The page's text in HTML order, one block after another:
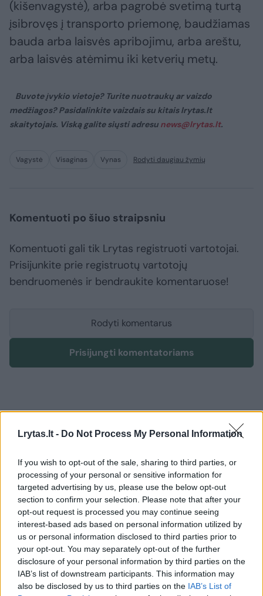
Lrytas.lt - Do Not Process My Personal Information
If you wish to opt-out of the sale, sharing to third parties, or
processing of your personal or sensitive information for
targeted advertising by us, please use the below opt-out
section to confirm your selection. Please note that after your
opt-out request is processed you may continue seeing
interest-based ads based on personal information utilized by
us or personal information disclosed to third parties prior to
your opt-out. You may separately opt-out of the further
disclosure of your personal information by third parties on the
IAB’s list of downstream participants. This information may
also be disclosed by us to third parties on the IAB’s List of
(kišenvagystė), arba pagrobė svetimą turtą
įsibrovęs į transporto priemonę, baudžiamas
bauda arba laisvės apribojimu, arba areštu,
arba laisvės atėmimu iki ketverių metų.
Buvote įvykio vietoje? Turite nuotraukų ar vaizdo
medžiagos? Pasidalinkite vaizdais su kitais lrytas.lt
skaitytojais. Viską galite siųsti adresu news@lrytas.lt.
Vagystė Visaginas Vynas Rodyti daugiau žymių
Komentuoti po šiuo straipsniu
Komentuoti gali tik Lrytas registruoti vartotojai.
Prisijunkite prie registruotų vartotojų
bendruomenės ir bendraukite komentaruose!
Rodyti komentarus
Prisijungti komentatoriams
Lietuvos diena Nelaimės
Šiauliuose 86 metų vyro